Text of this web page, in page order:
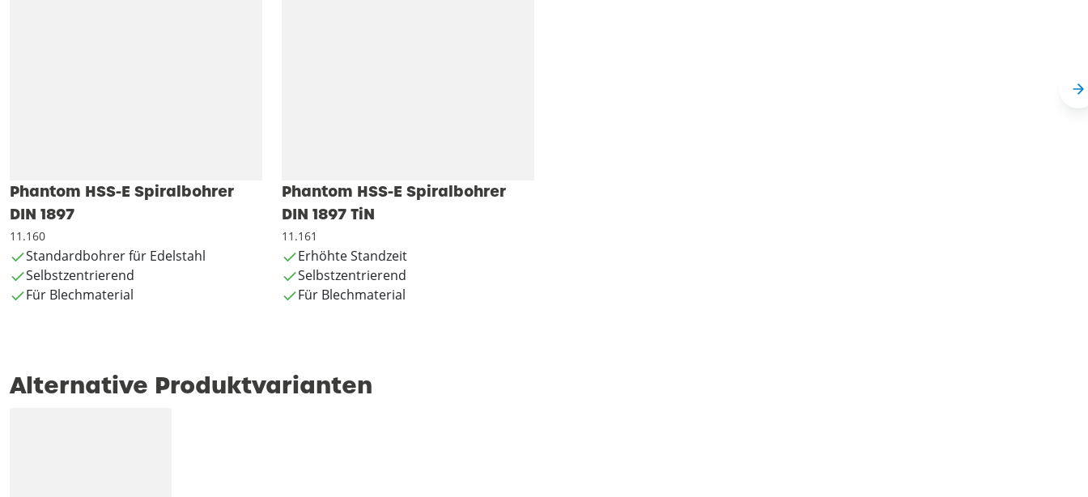
Phantom HSS-E Spiralbohrer
DIN 1897
11.160
Standardbohrer für Edelstahl
Selbstzentrierend
Für Blechmaterial
Phantom HSS-E Spiralbohrer
DIN 1897 TiN
11.161
Erhöhte Standzeit
Selbstzentrierend
Für Blechmaterial
Alternative Produktvarianten